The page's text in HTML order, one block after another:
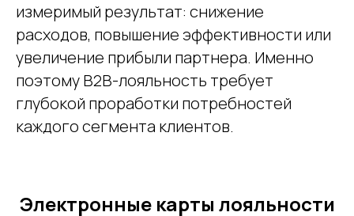
измеримый результат: снижение
расходов, повышение эффективности или
увеличение прибыли партнера. Именно
поэтому B2B-лояльность требует
глубокой проработки потребностей
каждого сегмента клиентов.
Электронные карты лояльности